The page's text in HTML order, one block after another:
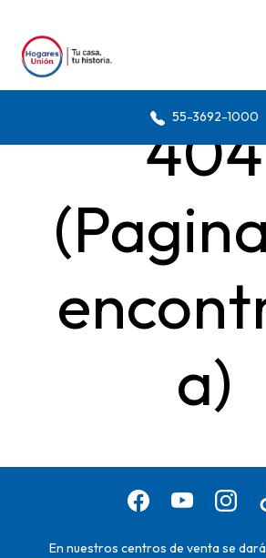
55-3692-1000
404
a)
En nuestros centros de venta se